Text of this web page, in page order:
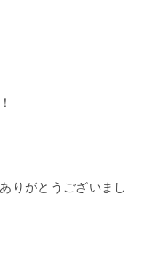
りがとうございまし